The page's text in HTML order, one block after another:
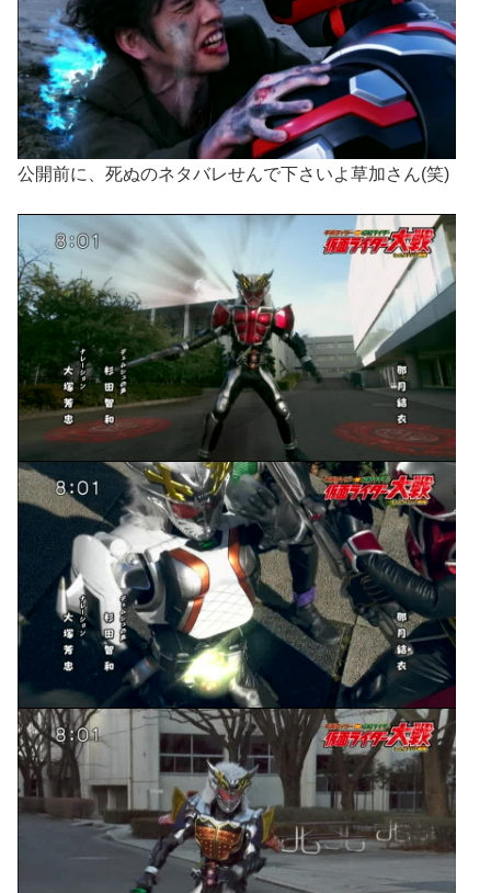
公開前に、死ぬのネタバレせんで下さいよ草加さん(笑)